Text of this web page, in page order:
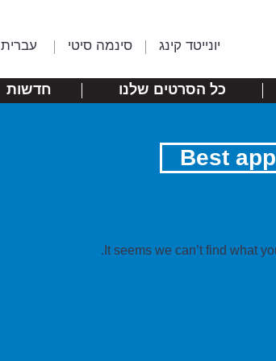
יונייטד קינג סינמה סיטי עברית
כל הסרטים שלנו חדשות
Best
It seems we can’t find what